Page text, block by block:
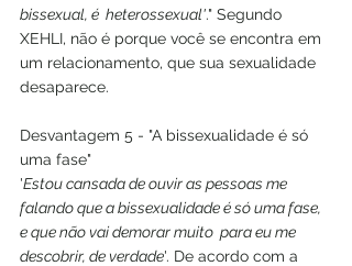
bissexual, é  heterossexual'." Segundo
XEHLI, não é porque você se encontra em
um relacionamento, que sua sexualidade
desaparece.
Desvantagem 5 - "A bissexualidade é só
uma fase"
'Estou cansada de ouvir as pessoas me
falando que a bissexualidade é só uma fase,
e que não vai demorar muito  para eu me
descobrir, de verdade'. De acordo com a